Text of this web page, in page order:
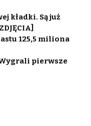
kładki. Są już
125,5 miliona
pierwsze